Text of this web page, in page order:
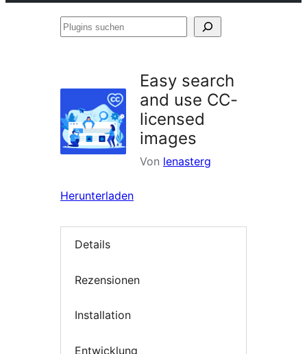
Plugins
Easy search
and use CC-
licensed
images
Von lenasterg
Herunterladen
Details
Rezensionen
Installation
Entwicklung